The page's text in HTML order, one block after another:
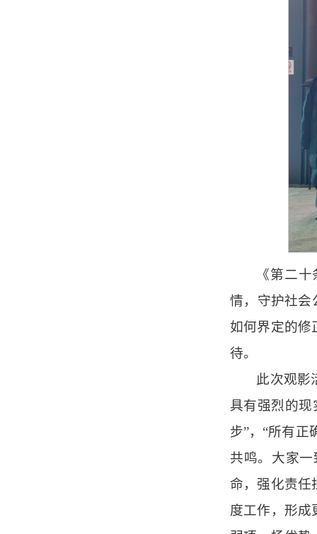
《第二
情，守护社会
如何界定的修
待。
此次观影
具有强烈的
步”，“所有正
共鸣。大家
命，强化责任
度工作，形成